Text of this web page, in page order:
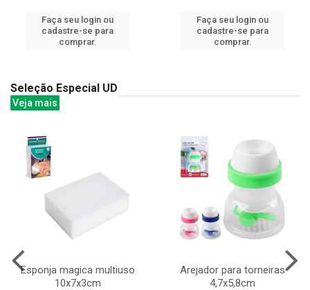
Faça seu login ou
cadastre-se para
comprar.
Faça seu login ou
cadastre-se para
comprar.
Seleção Especial UD
Veja mais
Esponja magica multiuso
10x7x3cm
Arejador para torneiras
4,7x5,8cm